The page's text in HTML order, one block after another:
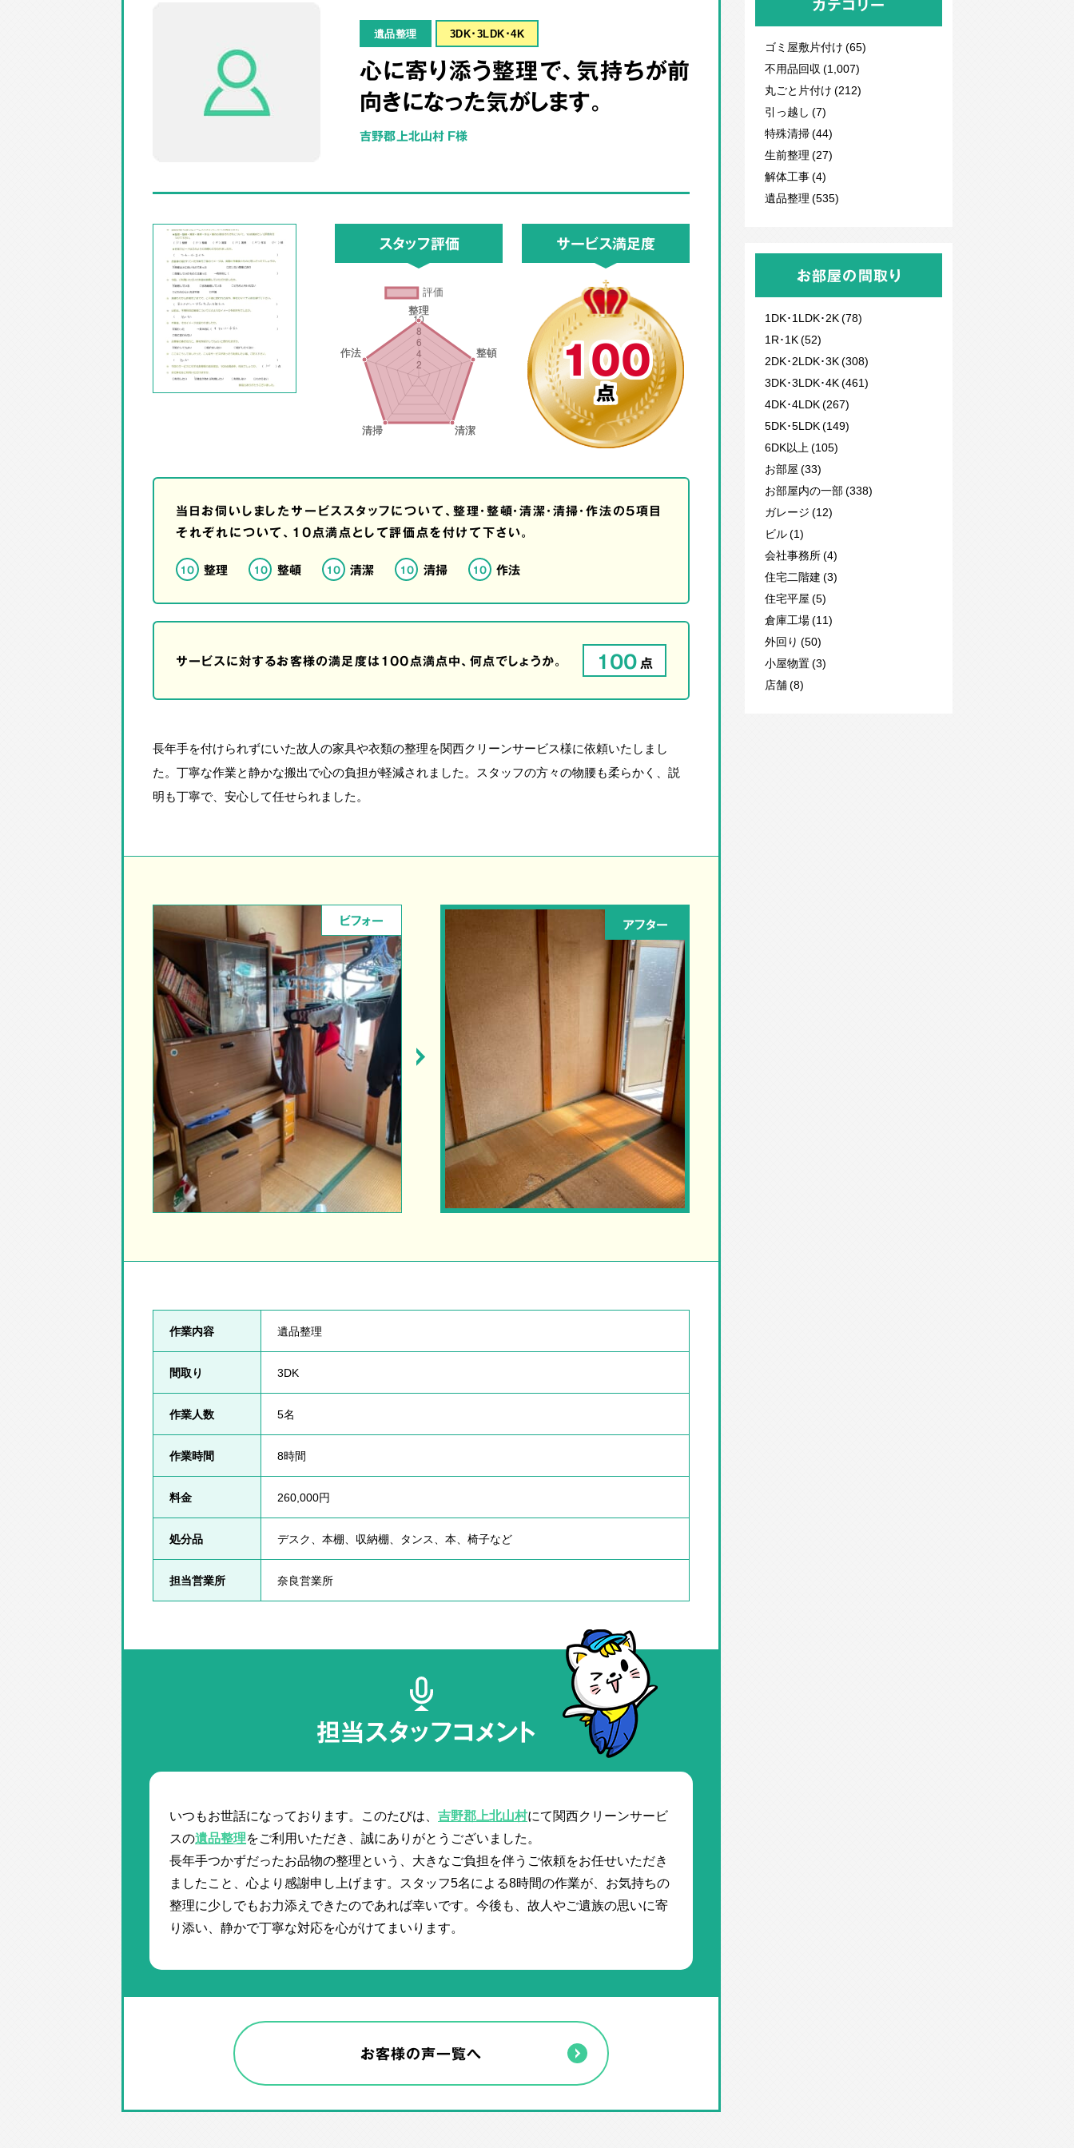
遺品整理 3DK･3LDK･4K
心に寄り添う整理で、気持ちが前
向きになった気がします。
吉野郡上北山村 F様
スタッフ評価 サービス満足度
100
点
当日お伺いしましたサービススタッフについて、整理・整頓・清潔・清掃・作法の5項目
それぞれについて、10点満点として評価点を付けて下さい。
10 整理 10 整頓 10 清潔 10 清掃 10 作法
サービスに対するお客様の満足度は100点満点中、何点でしょうか。 100点
長年手を付けられずにいた故人の家具や衣類の整理を関西クリーンサービス様に依頼いたしまし
た。丁寧な作業と静かな搬出で心の負担が軽減されました。スタッフの方々の物腰も柔らかく、説
明も丁寧で、安心して任せられました。
ビフォー アフター
作業内容 遺品整理
間取り 3DK
作業人数 5名
作業時間 8時間
料金 260,000円
処分品 デスク、本棚、収納棚、タンス、本、椅子など
担当営業所 奈良営業所
担当スタッフコメント
いつもお世話になっております。このたびは、 吉野郡上北山村にて関西クリーンサービ
スの遺品整理をご利用いただき、誠にありがとうございました。
長年手つかずだったお品物の整理という、大きなご負担を伴うご依頼をお任せいただき
ましたこと、心より感謝申し上げます。スタッフ5名による8時間の作業が、お気持ちの
整理に少しでもお力添えできたのであれば幸いです。今後も、故人やご遺族の思いに寄
り添い、静かで丁寧な対応を心がけてまいります。
お客様の声一覧へ
カテゴリー
ゴミ屋敷片付け (65)
不用品回収 (1,007)
丸ごと片付け (212)
引っ越し (7)
特殊清掃 (44)
生前整理 (27)
解体工事 (4)
遺品整理 (535)
お部屋の間取り
1DK･1LDK･2K (78)
1R･1K (52)
2DK･2LDK･3K (308)
3DK･3LDK･4K (461)
4DK･4LDK (267)
5DK･5LDK (149)
6DK以上 (105)
お部屋 (33)
お部屋内の一部 (338)
ガレージ (12)
ビル (1)
会社事務所 (4)
住宅二階建 (3)
住宅平屋 (5)
倉庫工場 (11)
外回り (50)
小屋物置 (3)
店舗 (8)